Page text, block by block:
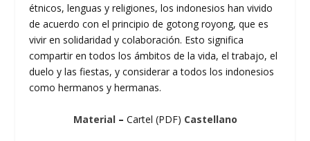
étnicos, lenguas y religiones, los indonesios han vivido
de acuerdo con el principio de gotong royong, que es
vivir en solidaridad y colaboración. Esto significa
compartir en todos los ámbitos de la vida, el trabajo, el
duelo y las fiestas, y considerar a todos los indonesios
como hermanos y hermanas.
Material– Cartel (PDF) Castellano